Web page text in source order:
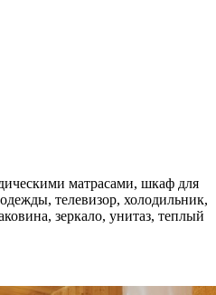
матрасами, шкаф для
телевизор, холодильник,
зеркало, унитаз, теплый